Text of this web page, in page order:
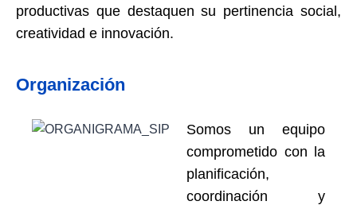
productivas que destaquen su pertinencia social,
creatividad e innovación.
Organización
Somos un equipo
comprometido con la
planificación,
coordinación y